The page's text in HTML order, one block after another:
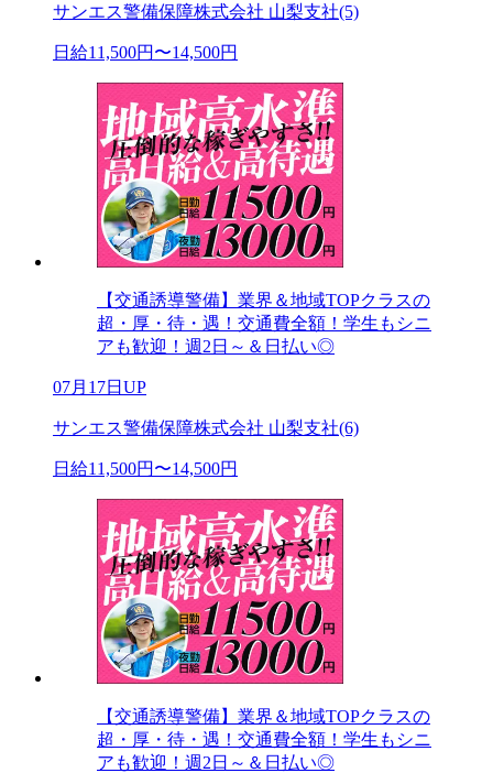
サンエス警備保障株式会社 山梨支社(5)
日給11,500円〜14,500円
【交通誘導警備】業界＆地域TOPクラスの
超・厚・待・遇！交通費全額！学生もシニ
アも歓迎！週2日～＆日払い◎
07月17日UP
サンエス警備保障株式会社 山梨支社(6)
日給11,500円〜14,500円
【交通誘導警備】業界＆地域TOPクラスの
超・厚・待・遇！交通費全額！学生もシニ
アも歓迎！週2日～＆日払い◎